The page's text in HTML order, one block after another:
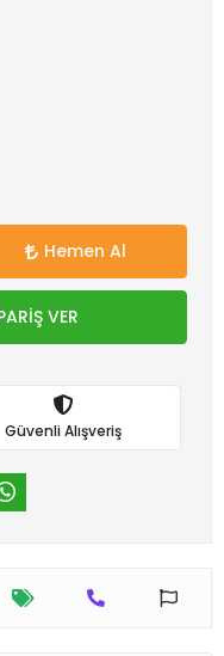
Hemen Al
VER
Güvenli Alışveriş